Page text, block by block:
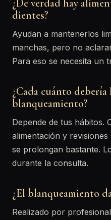
¿De verdad hay
dientes?
Ayudan a mantenerlos
manchas, pero no
Para eso se necesita un
¿Cada cuánto debería
blanqueamiento?
Depende de tus hábitos.
alimentación y
se prolongan bastante.
durante la consulta.
¿El blanqueamiento
Realizado por